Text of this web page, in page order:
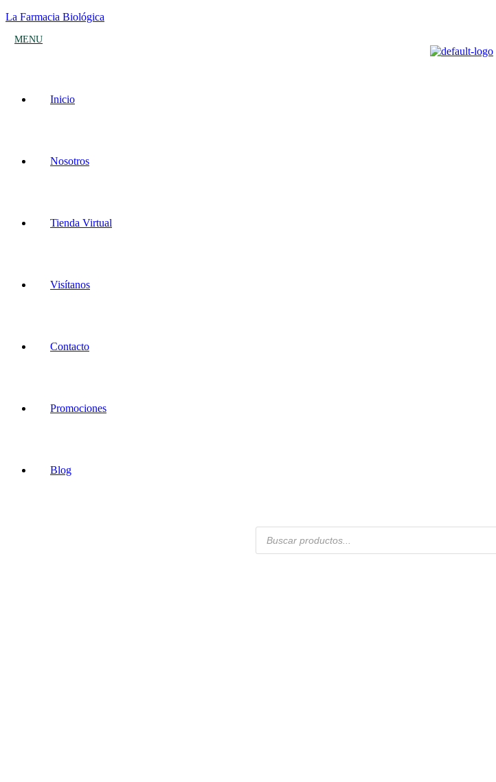
La Farmacia Biológica
MENU
Inicio
Nosotros
Tienda Virtual
Visítanos
Contacto
Promociones
Blog
Products
search